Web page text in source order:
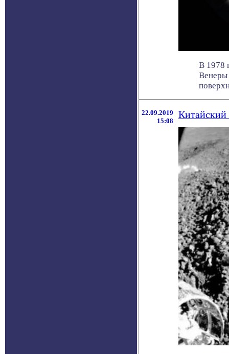
В 1978
Венеры
22.09.2019
15:08
Китайский